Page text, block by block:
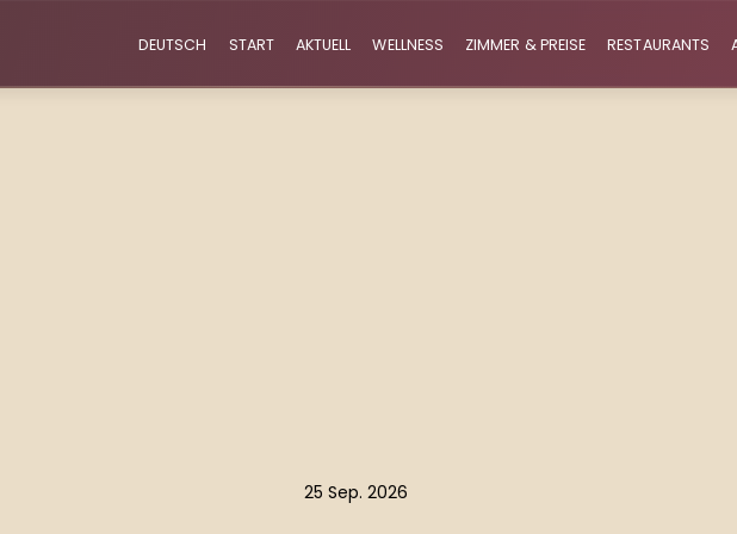
DEUTSCH START AKTUELL WELLNESS ZIMMER & PREISE RESTAURANTS
25 Sep. 2026